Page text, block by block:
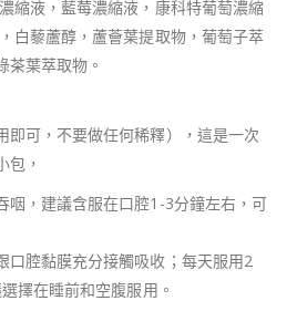
縮液，藍莓濃縮液，康科特葡萄濃縮
白藜蘆醇，蘆薈葉提取物，葡萄子萃
茶葉萃取物。
即可，不要做任何稀釋），這是一次
包，
咽，建議含服在口腔1-3分鐘左右，可
口腔黏膜充分接觸吸收；每天服用2
擇在睡前和空腹服用。